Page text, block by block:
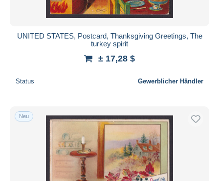
UNITED STATES, Postcard, Thanksgiving Greetings, The
turkey spirit
± 17,28 $
Status Gewerblicher Händler
Neu